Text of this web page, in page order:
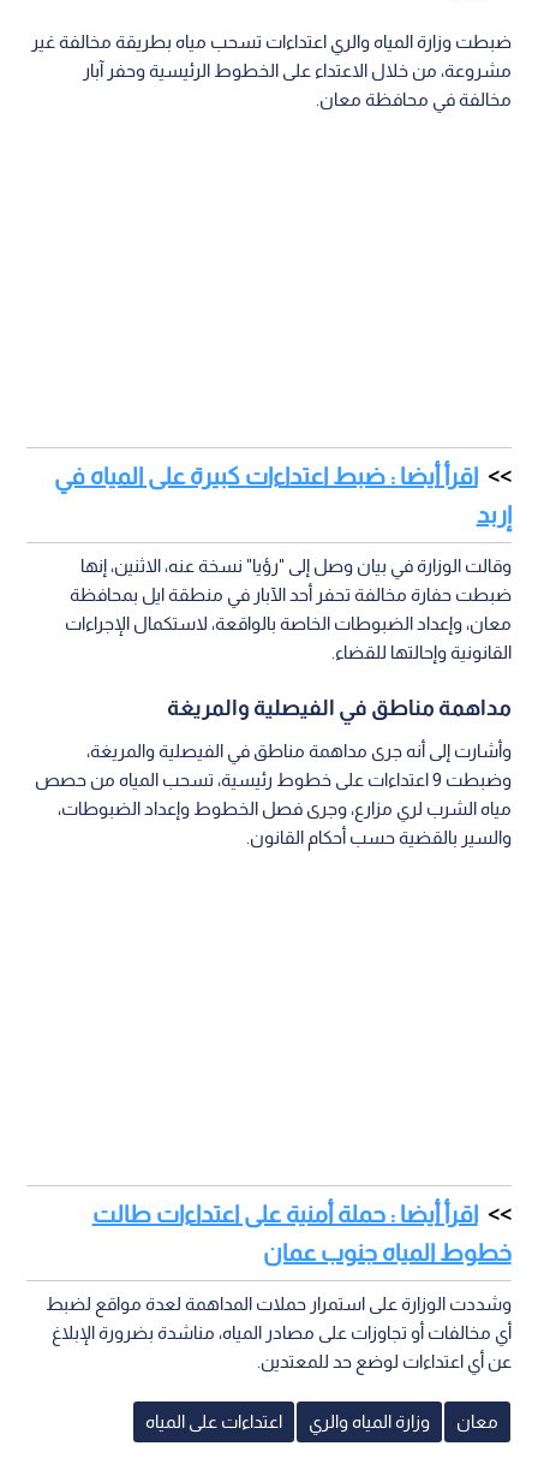
ضبطت وزارة المياه والري اعتداءات تسحب مياه بطريقة مخالفة غير
مشروعة، من خلال الاعتداء على الخطوط الرئيسية وحفر آبار
مخالفة في محافظة معان.
اقرأ أيضا : ضبط اعتداءات كبيرة على المياه في
إربد
وقالت الوزارة في بيان وصل إلى "رؤيا" نسخة عنه، الاثنين، إنها
ضبطت حفارة مخالفة تحفر أحد الآبار في منطقة ايل بمحافظة
معان، وإعداد الضبوطات الخاصة بالواقعة، لاستكمال الإجراءات
القانونية وإحالتها للقضاء.
مداهمة مناطق في الفيصلية والمريغة
وأشارت إلى أنه جرى مداهمة مناطق في الفيصلية والمريغة،
وضبطت 9 اعتداءات على خطوط رئيسية، تسحب المياه من حصص
مياه الشرب لري مزارع، وجرى فصل الخطوط وإعداد الضبوطات،
والسير بالقضية حسب أحكام القانون.
اقرأ أيضا : حملة أمنية على اعتداءات طالت
خطوط المياه جنوب عمان
وشددت الوزارة على استمرار حملات المداهمة لعدة مواقع لضبط
أي مخالفات أو تجاوزات على مصادر المياه، مناشدة بضرورة الإبلاغ
عن أي اعتداءات لوضع حد للمعتدين.
معان وزارة المياه والري اعتداءات على المياه